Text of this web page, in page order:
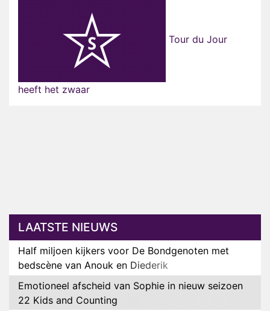
Tour du Jour
heeft het zwaar
LAATSTE NIEUWS
Half miljoen kijkers voor De Bondgenoten met
bedscène van Anouk en Diederik
Emotioneel afscheid van Sophie in nieuw seizoen
22 Kids and Counting